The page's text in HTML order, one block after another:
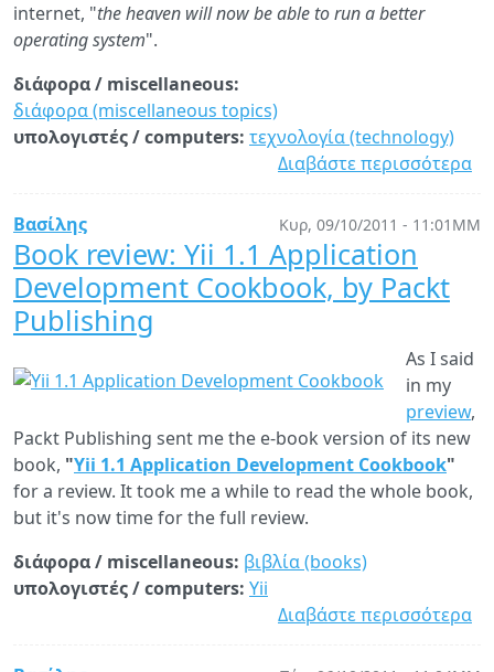
internet, "the heaven will now be able to run a better
operating system".
διάφορα / miscellaneous:
διάφορα (miscellaneous topics)
υπολογιστές / computers: τεχνολογία (technology)
Διαβάστε περισσότερα
Κυρ, 09/10/2011 - 11:01ΜΜ
Βασίλης
Book review: Yii 1.1 Application
Development Cookbook, by Packt
Publishing
As I said
in my
preview,
Packt Publishing sent me the e-book version of its new
book, "Yii 1.1 Application Development Cookbook"
for a review. It took me a while to read the whole book,
but it's now time for the full review.
διάφορα / miscellaneous: βιβλία (books)
υπολογιστές / computers: Yii
Διαβάστε περισσότερα